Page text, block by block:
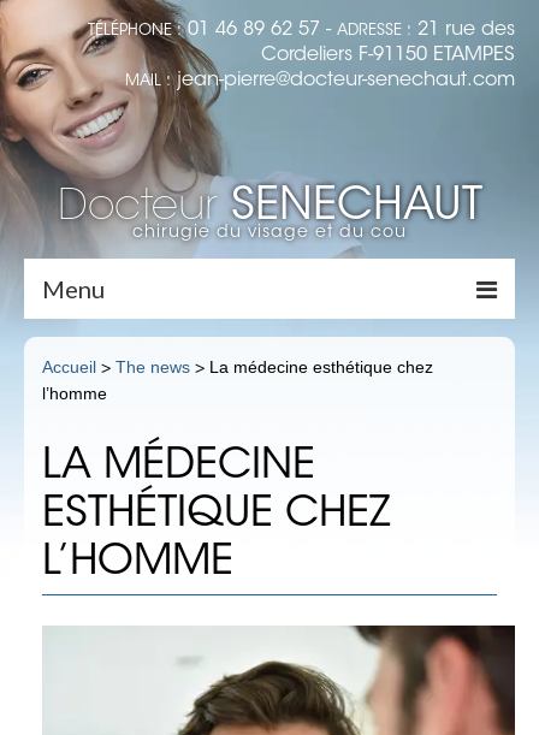
TÉLÉPHONE :01 46 89 62 57 - ADRESSE : 21 rue des
Cordeliers F-91150 ETAMPES
MAIL : jean-pierre@docteur-senechaut.com
Docteur SENECHAUT
chirugie du visage et du cou
Menu
Dr Senechaut
Médecine Esthétique
LES RIDES : LA TOXINE BOTULIQUE
(BOTOX)
LES RIDES : INJECTION D’ACIDE
HYALURONIQUE
LE TRAITEMENT DE LA TRANSPIRATION
Accueil > The news > La médecine esthétique chez
l’homme
LA MÉDECINE
ESTHÉTIQUE CHEZ
L’HOMME